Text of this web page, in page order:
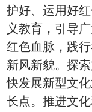
护好、运用好
义教育，引导
红色血脉，践
新风新貌。探
快发展新型文
长点。推进文